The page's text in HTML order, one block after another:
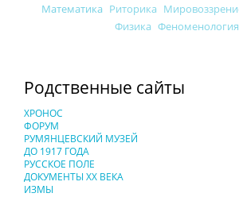
Математика Риторика
Физика Феноменология
Родственные сайты
ХРОНОС
ФОРУМ
РУМЯНЦЕВСКИЙ МУЗЕЙ
ДО 1917 ГОДА
РУССКОЕ ПОЛЕ
ДОКУМЕНТЫ XX ВЕКА
ИЗМЫ